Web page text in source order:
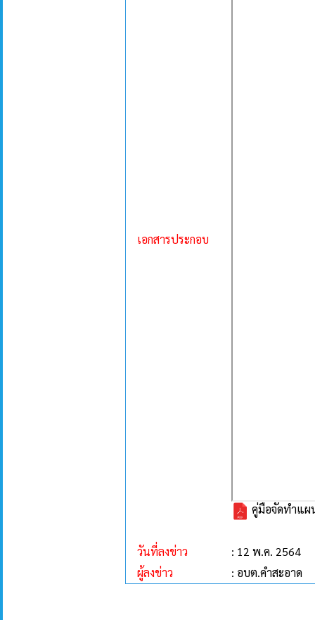
เอกสารประกอบ
คู่มือจัดทำแผ
วันที่ลงข่าว
: 12 พ.ค. 2564
ผู้ลงข่าว
: อบต.คำสะอาด